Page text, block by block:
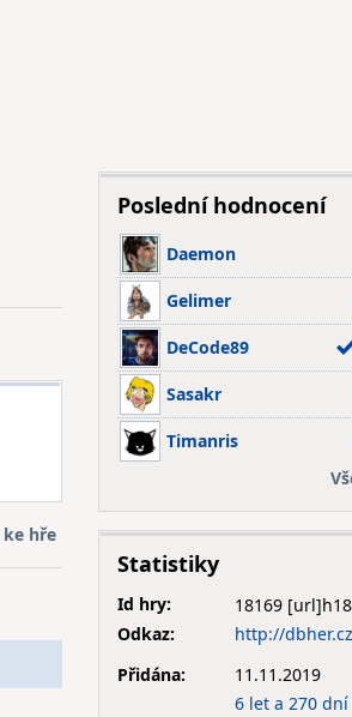
ke hře
Poslední hodnocení
Daemon
Gelimer
DeCode89
Sasakr
Timanris
Statistiky
Id hry:
18169
Odkaz:
http://
Přidána:
11.11.2019
6 let a 270 dní